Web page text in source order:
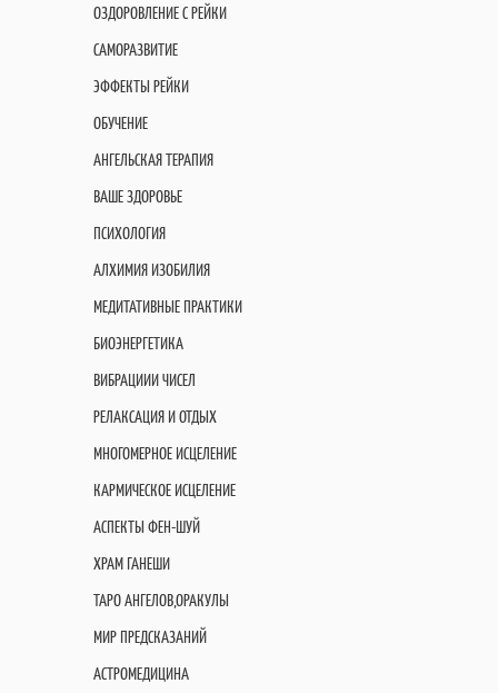
ОЗДОРОВЛЕНИЕ С РЕЙКИ
САМОРАЗВИТИЕ
ЭФФЕКТЫ РЕЙКИ
ОБУЧЕНИЕ
АНГЕЛЬСКАЯ ТЕРАПИЯ
ВАШЕ ЗДОРОВЬЕ
ПСИХОЛОГИЯ
АЛХИМИЯ ИЗОБИЛИЯ
МЕДИТАТИВНЫЕ ПРАКТИКИ
БИОЭНЕРГЕТИКА
ВИБРАЦИИИ ЧИСЕЛ
РЕЛАКСАЦИЯ И ОТДЫХ
МНОГОМЕРНОЕ ИСЦЕЛЕНИЕ
КАРМИЧЕСКОЕ ИСЦЕЛЕНИЕ
АСПЕКТЫ ФЕН-ШУЙ
ХРАМ ГАНЕШИ
ТАРО АНГЕЛОВ,ОРАКУЛЫ
МИР ПРЕДСКАЗАНИЙ
АСТРОМЕДИЦИНА